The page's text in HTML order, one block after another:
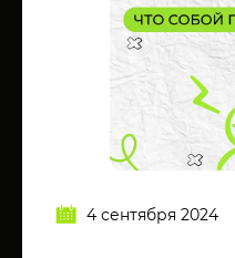
4 сентября 2024